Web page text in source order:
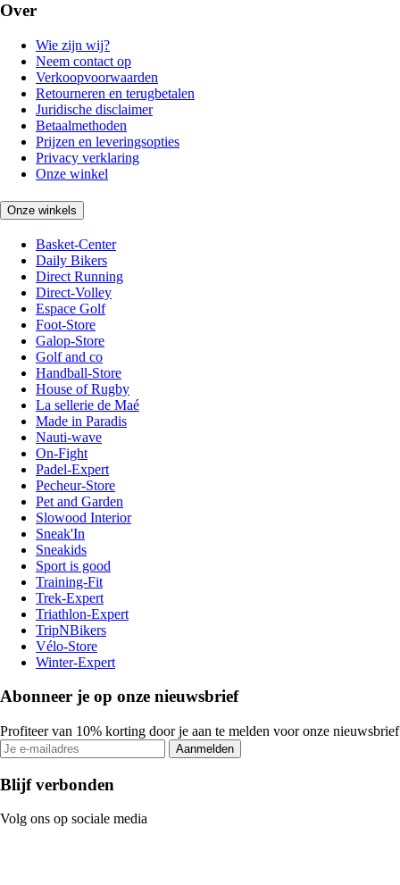
Over
Wie zijn wij?
Neem contact op
Verkoopvoorwaarden
Retourneren en terugbetalen
Juridische disclaimer
Betaalmethoden
Prijzen en leveringsopties
Privacy verklaring
Onze winkel
Onze winkels
Basket-Center
Daily Bikers
Direct Running
Direct-Volley
Espace Golf
Foot-Store
Galop-Store
Golf and co
Handball-Store
House of Rugby
La sellerie de Maé
Made in Paradis
Nauti-wave
On-Fight
Padel-Expert
Pecheur-Store
Pet and Garden
Slowood Interior
Sneak'In
Sneakids
Sport is good
Training-Fit
Trek-Expert
Triathlon-Expert
TripNBikers
Vélo-Store
Winter-Expert
Abonneer je op onze nieuwsbrief
Profiteer van 10% korting door je aan te melden voor onze nieuwsbrief
Aanmelden
Blijf verbonden
Volg ons op sociale media